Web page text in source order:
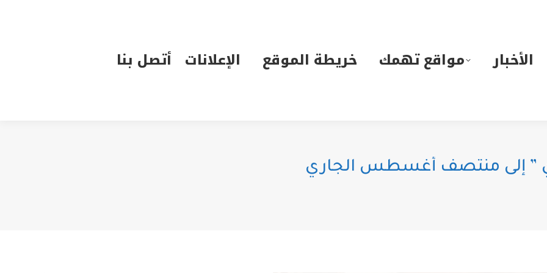
الأخبار مواقع تهمك خريطة الموقع الإعلانات أتصل بنا
” إلى منتصف أغسطس الجاري